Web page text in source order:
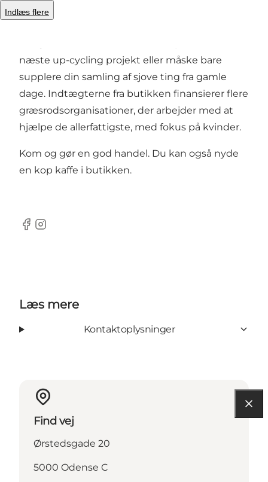
Indlæs flere
masser af tøj, ting, bøger, nips, køkkenting,
næste up-cycling projekt eller måske bare
supplere din samling af sjove ting fra gamle
dage. Indtægterne fra butikken finansierer flere
græsrodsorganisationer, der arbejder med at
hjælpe de allerfattigste, med fokus på kvinder.
Kom og gør en god handel. Du kan også nyde
en kop kaffe i butikken.
Facebook
Instagram
Læs mere
Kontaktoplysninger
Find vej
Ørstedsgade 20
5000 Odense C